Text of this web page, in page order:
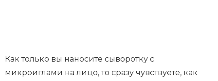
Как только вы наносите сыворотку с
микроиглами на лицо, то сразу чувствуете, как